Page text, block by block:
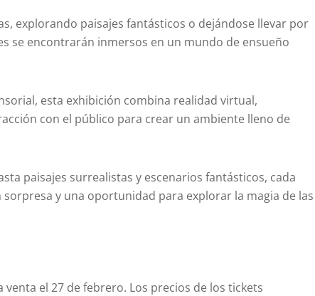
explorando paisajes fantásticos o dejándose llevar por
se encontrarán inmersos en un mundo de ensueño
esta exhibición combina realidad virtual,
con el público para crear un ambiente lleno de
paisajes surrealistas y escenarios fantásticos, cada
y una oportunidad para explorar la magia de las
el 27 de febrero. Los precios de los tickets